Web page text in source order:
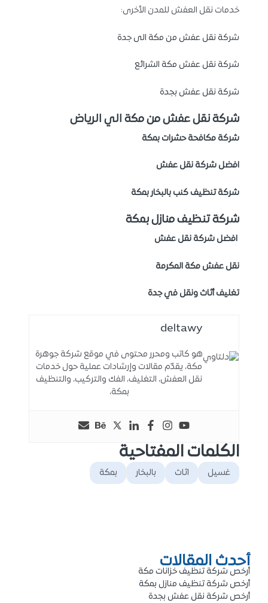
خدمات نقل العفش للمدن الأخرى:
شركة نقل عفش من مكة الى جدة
شركة نقل عفش مكة الشرائع
شركة نقل عفش بجدة
شركة نقل عفش من مكة الي الرياض
شركة مكافحة حشرات بمكة
افضل شركة نقل عفش
شركة تنظيف كنب بالبخار بمكة
شركة تنظيف منازل بمكة
افضل شركة نقل عفش
نقل عفش مكة المكرمة
تغليف أثاث ونقل في جدة
deltawy
هو كاتب ومحرر محتوى في موقع شركة جوهرة
مكة، يقدّم مقالات وإرشادات عملية حول خدمات
نقل العفش، التغليف، الفك والتركيب، والتنظيف
بمكة،
الكلمات المفتاحية
غسيل اثاث بالبخار بمكة
أحدث المقالات
أرخص شركة تنظيف خزانات مكة
أرخص شركة تنظيف منازل بمكة
أرخص شركة نقل عفش بجدة